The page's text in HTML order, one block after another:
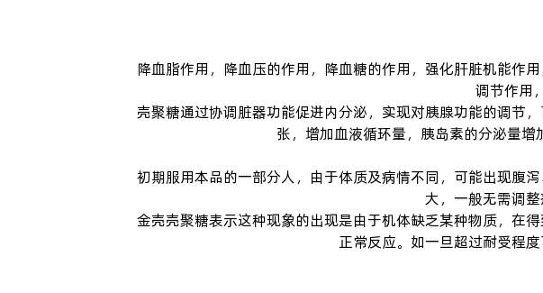
降血脂作用，降血压的作用，降血糖的作用，强化肝脏机能作
调节作用，
壳聚糖通过协调脏器功能促进内分泌，实现对胰腺功能的调节
张，增加血液循环量，胰岛素的分泌量增
初期服用本品的一部分人，由于体质及病情不同，可能出现腹
大，一般无需调
金壳壳聚糖表示这种现象的出现是由于机体缺乏某种物质，在
正常反应。如一旦超过耐受程